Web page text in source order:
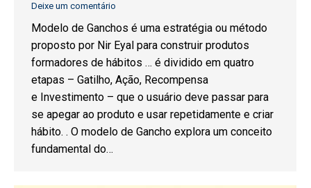
Deixe um comentário
Modelo de Ganchos é uma estratégia ou método
proposto por Nir Eyal para construir produtos
formadores de hábitos … é dividido em quatro
etapas – Gatilho, Ação, Recompensa
e Investimento – que o usuário deve passar para
se apegar ao produto e usar repetidamente e criar
hábito. . O modelo de Gancho explora um conceito
fundamental do…